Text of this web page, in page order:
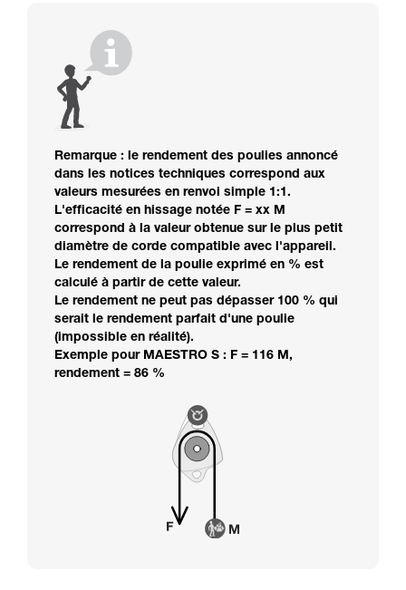
Remarque : le rendement des poulies annoncé
dans les notices techniques correspond aux
valeurs mesurées en renvoi simple 1:1.
L'efficacité en hissage notée F = xx M
correspond à la valeur obtenue sur le plus petit
diamètre de corde compatible avec l'appareil.
Le rendement de la poulie exprimé en % est
calculé à partir de cette valeur.
Le rendement ne peut pas dépasser 100 % qui
serait le rendement parfait d'une poulie
(impossible en réalité).
Exemple pour MAESTRO S : F = 116 M,
rendement = 86 %